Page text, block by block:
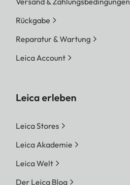
Rückgabe
Reparatur & Wartung
Leica Account
Leica erleben
Leica Stores
Leica Akademie
Leica Welt
Der Leica Blog